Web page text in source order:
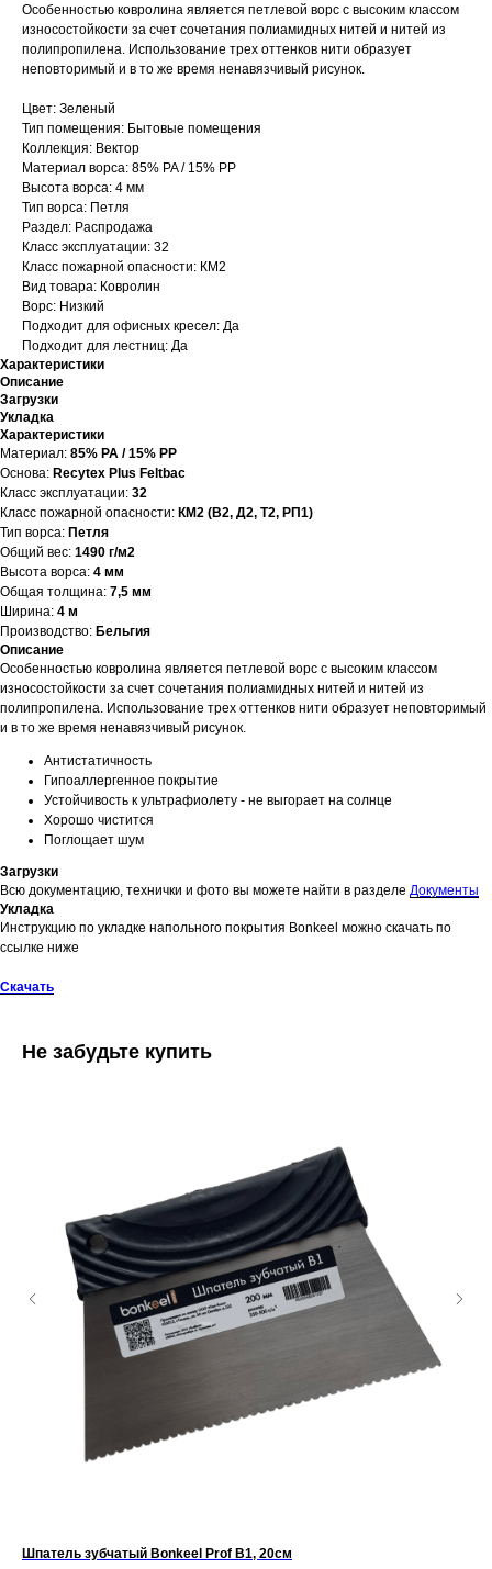
Особенностью ковролина является петлевой ворс с высоким классом
износостойкости за счет сочетания полиамидных нитей и нитей из
полипропилена. Использование трех оттенков нити образует
неповторимый и в то же время ненавязчивый рисунок.
Цвет: Зеленый
Тип помещения: Бытовые помещения
Коллекция: Вектор
Материал ворса: 85% PA / 15% PP
Высота ворса: 4 мм
Тип ворса: Петля
Раздел: Распродажа
Класс эксплуатации: 32
Класс пожарной опасности: КМ2
Вид товара: Ковролин
Ворс: Низкий
Подходит для офисных кресел: Да
Подходит для лестниц: Да
Характеристики
Описание
Загрузки
Укладка
Характеристики
Материал: 85% PA / 15% PP
Основа: Recytex Plus Feltbac
Класс эксплуатации: 32
Класс пожарной опасности: КМ2 (В2, Д2, Т2, РП1)
Тип ворса: Петля
Общий вес: 1490 г/м2
Высота ворса: 4 мм
Общая толщина: 7,5 мм
Ширина: 4 м
Производство: Бельгия
Описание
Особенностью ковролина является петлевой ворс с высоким классом
износостойкости за счет сочетания полиамидных нитей и нитей из
полипропилена. Использование трех оттенков нити образует неповторимый
и в то же время ненавязчивый рисунок.
Антистатичность
Гипоаллергенное покрытие
Устойчивость к ультрафиолету - не выгорает на солнце
Хорошо чистится
Поглощает шум
Загрузки
Всю документацию, технички и фото вы можете найти в разделе Документы
Укладка
Инструкцию по укладке напольного покрытия Bonkeel можно скачать по
ссылке ниже
Скачать
Не забудьте купить
Шпатель зубчатый Bonkeel Prof B1, 20см